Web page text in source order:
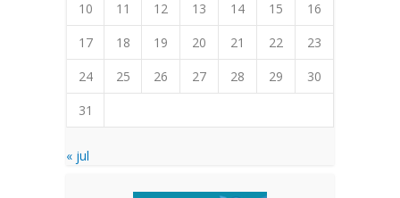
10
11 12 13 14 15
16
17
18 19 20 21 22
23
24
25 26 27 28 29
30
31
« jul